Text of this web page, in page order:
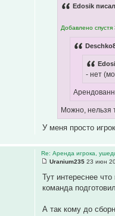
Edosik
Добавлено спустя
- нет
Можно, нельзя
У меня просто
Re: Аренда игрока,
Uranium235 23 июн
Тут интереснее
команда
А так кому до